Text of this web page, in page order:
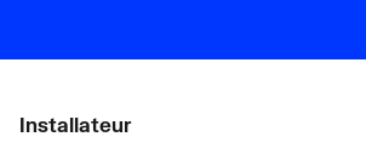
Installateur